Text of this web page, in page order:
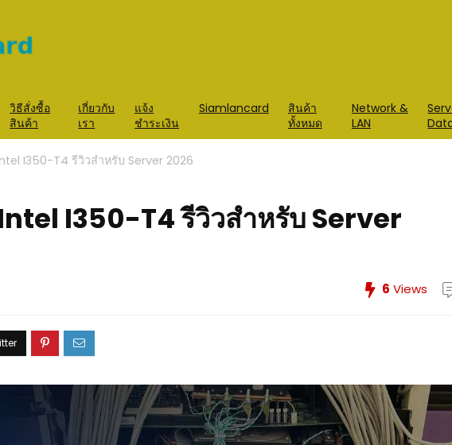
วิธีสั่งซื้อ
สินค้า
เกี่ยวกับ
เรา
แจ้ง
ชำระเงิน
Siamlancard
สินค้า
ทั้งหมด
Network &
LAN
I350-T4 รีวิวสำหรับ Server 2026
I350-T4 รีวิวสำหรับ Server
6 Views